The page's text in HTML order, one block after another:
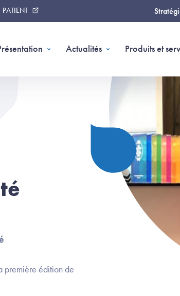
PATIENT
courante) Actualités Produits et
première édition de